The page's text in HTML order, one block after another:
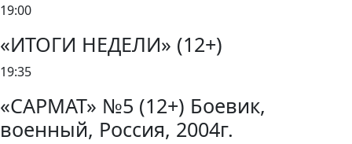
19:00
«ИТОГИ НЕДЕЛИ» (12+)
19:35
«САРМАТ» №5 (12+) Боевик,
военный, Россия, 2004г.